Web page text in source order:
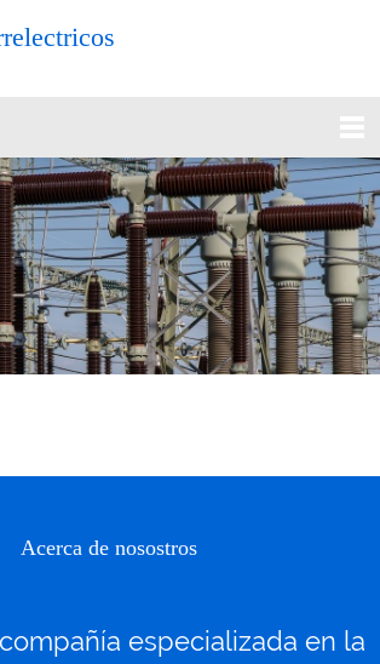
Acerca de nosostros
especializada en la